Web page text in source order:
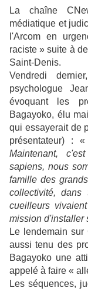
La chaîne
médiatique et
l'Arcom en
raciste » suite à
Saint-Denis.
Vendredi
psychologue
évoquant les
Bagayoko, élu
qui essayerait de
présentateur) : «
Maintenant,
sapiens, nous
famille des
collectivité, dans
cueilleurs
mission d'installer
Le lendemain
aussi tenu des
Bagayoko une
appelé à faire «
Les séquences,